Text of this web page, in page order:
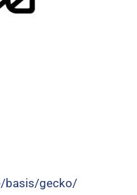
basis/gecko/